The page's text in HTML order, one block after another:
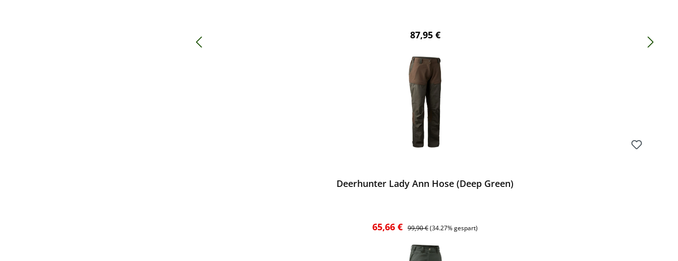
Regulärer Preis:
87,95 €
Deerhunter Lady Ann Hose (Deep Green)
Verkaufspreis:
65,66 € Regulärer Preis:
99,90 €(34.27% gespart)